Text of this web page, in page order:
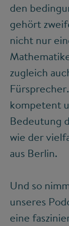
den
gehört
nicht nur
zugleich
kompetent
Bedeutung
wie der
aus Berlin.
Und so
unseres
eine